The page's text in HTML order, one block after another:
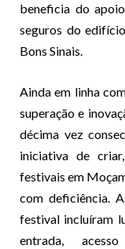
beneficia do
seguros do
Bons Sinais.
Ainda em linha
superação e
décima vez
iniciativa de
festivais em
com deficiência.
festival incluíram
entrada,